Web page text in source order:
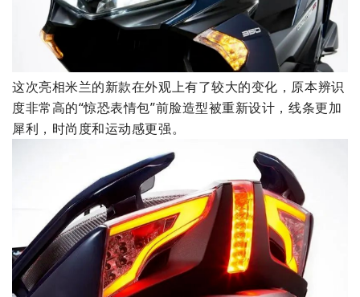
这次亮相米兰的新款在外观上有了较大的变化，原本辨识
度非常高的“惊恐表情包”前脸造型被重新设计，线条更加
犀利，时尚度和运动感更强。